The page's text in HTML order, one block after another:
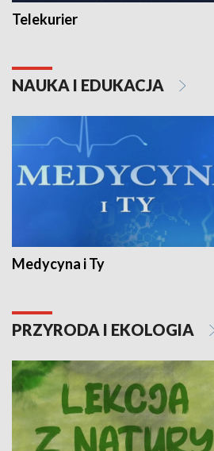
Telekurier
NAUKA I EDUKACJA
Medycyna i Ty
PRZYRODA I EKOLOGIA